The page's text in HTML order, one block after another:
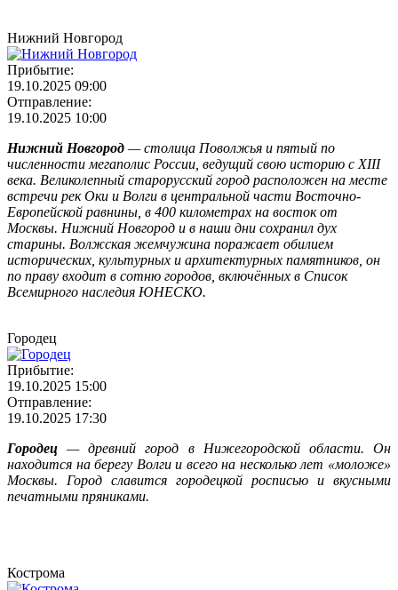
Нижний Новгород
Прибытие:
19.10.2025 09:00
Отправление:
19.10.2025 10:00
Нижний Новгород — столица Поволжья и пятый по
численности мегаполис России, ведущий свою историю с XIII
века. Великолепный старорусский город расположен на месте
встречи рек Оки и Волги в центральной части Восточно-
Европейской равнины, в 400 километрах на восток от
Москвы. Нижний Новгород и в наши дни сохранил дух
старины. Волжская жемчужина поражает обилием
исторических, культурных и архитектурных памятников, он
по праву входит в сотню городов, включённых в Список
Всемирного наследия ЮНЕСКО.
Городец
Прибытие:
19.10.2025 15:00
Отправление:
19.10.2025 17:30
Городец — древний город в Нижегородской области. Он
находится на берегу Волги и всего на несколько лет «моложе»
Москвы. Город славится городецкой росписью и вкусными
печатными пряниками.
Кострома